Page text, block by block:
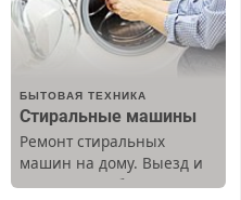
БЫТОВАЯ ТЕХНИКА
Стиральные машины
Ремонт стиральных
машин на дому. Выезд и
диагностика бесплатно.